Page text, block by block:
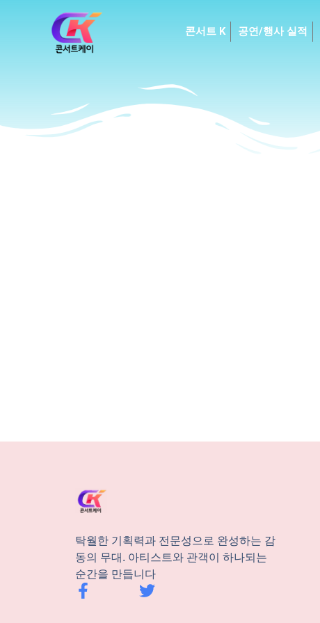
콘서트 K 공연/행사 실적
탁월한 기획력과 전문성으로 완성하는 감
동의 무대. 아티스트와 관객이 하나되는
순간을 만듭니다
F
a
T